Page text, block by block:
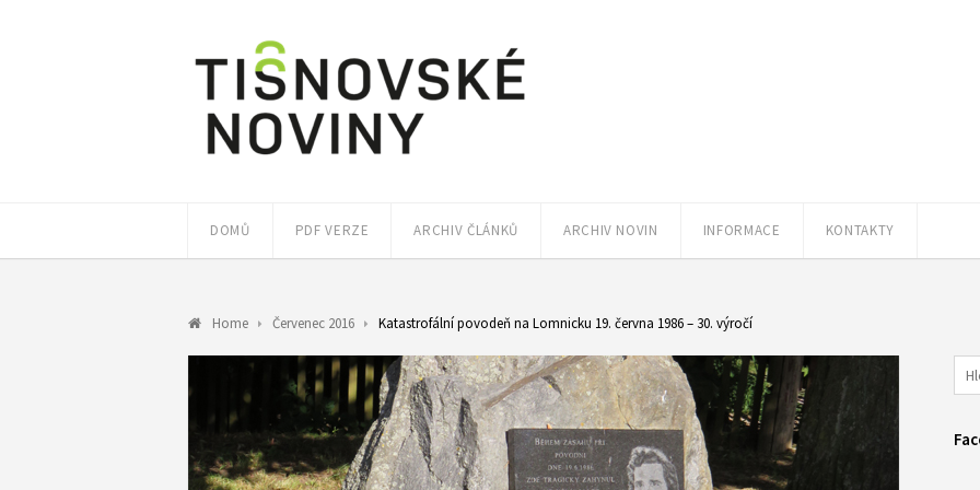
DOMŮ PDF VERZE ARCHIV ČLÁNKŮ ARCHIV NOVIN INFORMACE KONTAKTY
Home Červenec 2016 Katastrofální povodeň na Lomnicku 19. června 1986 – 30. výročí